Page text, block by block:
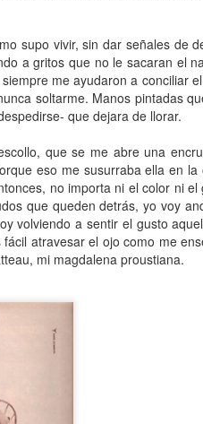
supo vivir, sin dar señales de
a gritos que no le sacaran el
me ayudaron a conciliar
soltarme. Manos pintadas
que dejara de llorar.
que se me abre una
eso me susurraba ella en la
no importa ni el color ni el
que queden detrás, yo voy
volviendo a sentir el gusto
atravesar el ojo como me
mi magdalena proustiana.
de mi hermana
lista de
leyó hace tiempo.
el cuarto.
pequeño sillón
Algunas tardes